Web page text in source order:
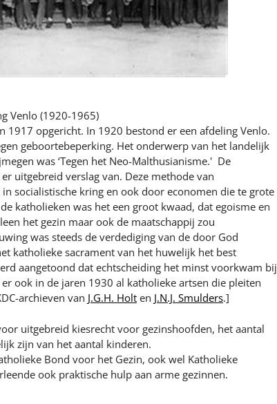
Venlo (1920-1965)
1917 opgericht. In 1920 bestond er een afdeling Venlo.
geboortebeperking. Het onderwerp van het landelijk
was ‘Tegen het Neo-Malthusianisme.' De
uitgebreid verslag van. Deze methode van
socialistische kring en ook door economen die te grote
katholieken was het een groot kwaad, dat egoisme en
het gezin maar ook de maatschappij zou
was steeds de verdediging van de door God
katholieke sacrament van het huwelijk het best
aangetoond dat echtscheiding het minst voorkwam bij
ook in de jaren 1930 al katholieke artsen die pleiten
archieven van J.G.H. Holten J.N.J. Smulders.]
uitgebreid kiesrecht voor gezinshoofden, het aantal
zijn van het aantal kinderen.
Bond voor het Gezin, ook wel Katholieke
ook praktische hulp aan arme gezinnen.